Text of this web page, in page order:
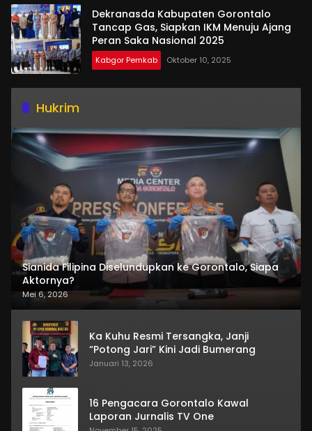
Dekranasda Kabupaten Gorontalo
Tancap Gas, Siapkan IKM Menuju Ajang
Peran Saka Nasional 2025
Kabgor Pemkab Oktober 10, 2025
Hukrim
Sianida Filipina Diselundupkan ke Gorontalo, Siapa
Aktornya?
Mei 6, 2026
Ka Kuhu Resmi Tersangka, Janji
“Potong Jari” Kini Jadi Bumerang
Januari 13, 2026
16 Pengacara Gorontalo Kawal
Laporan Jurnalis TV One